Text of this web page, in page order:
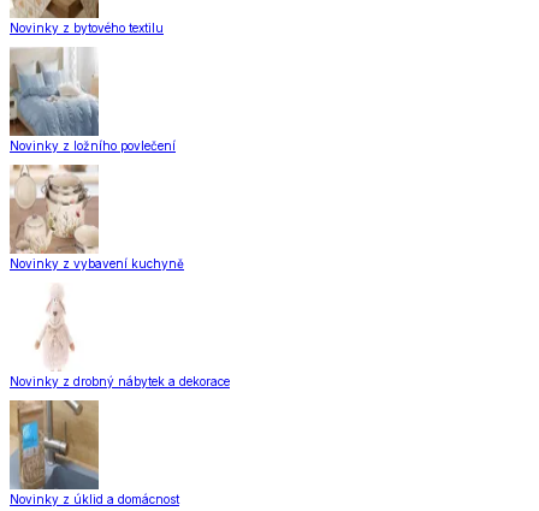
Novinky z bytového textilu
Novinky z ložního povlečení
Novinky z vybavení kuchyně
Novinky z drobný nábytek a dekorace
Novinky z úklid a domácnost